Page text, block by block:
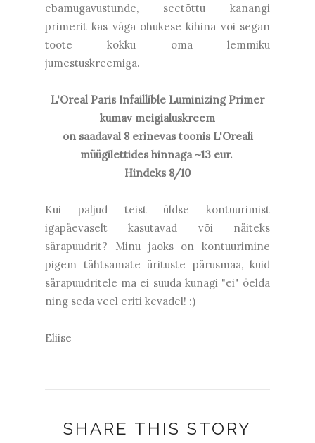
ebamugavustunde, seetõttu kanangi
primerit kas väga õhukese kihina või segan
toote kokku oma lemmiku
jumestuskreemiga.
L'Oreal Paris Infaillible Luminizing Primer
kumav meigialuskreem
on saadaval 8 erinevas toonis L'Oreali
müügilettides hinnaga ~13 eur.
Hindeks 8/10
Kui paljud teist üldse kontuurimist
igapäevaselt kasutavad või näiteks
särapuudrit? Minu jaoks on kontuurimine
pigem tähtsamate ürituste pärusmaa, kuid
särapuudritele ma ei suuda kunagi "ei" öelda
ning seda veel eriti kevadel! :)
Eliise
SHARE THIS STORY